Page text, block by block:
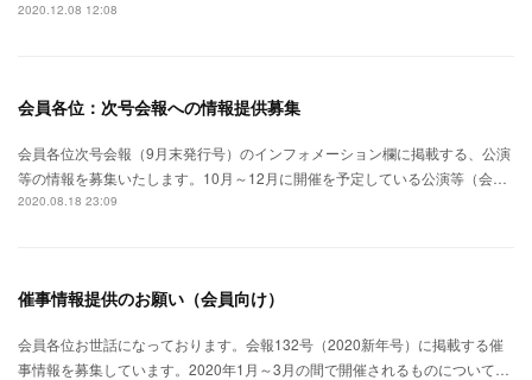
2020.12.08 12:08
会員各位：次号会報への情報提供募集
会員各位次号会報（9月末発行号）のインフォメーション欄に掲載する、公演
等の情報を募集いたします。10月～12月に開催を予定している公演等（会…
2020.08.18 23:09
催事情報提供のお願い（会員向け）
会員各位お世話になっております。会報132号（2020新年号）に掲載する催
事情報を募集しています。2020年1月～3月の間で開催されるものについて…